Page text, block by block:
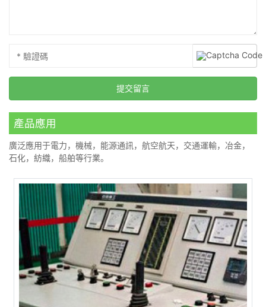
產品應用
廣泛應用于電力，機械，能源通訊，航空航天，交通運輸，冶金，
石化，紡織，船舶等行業。